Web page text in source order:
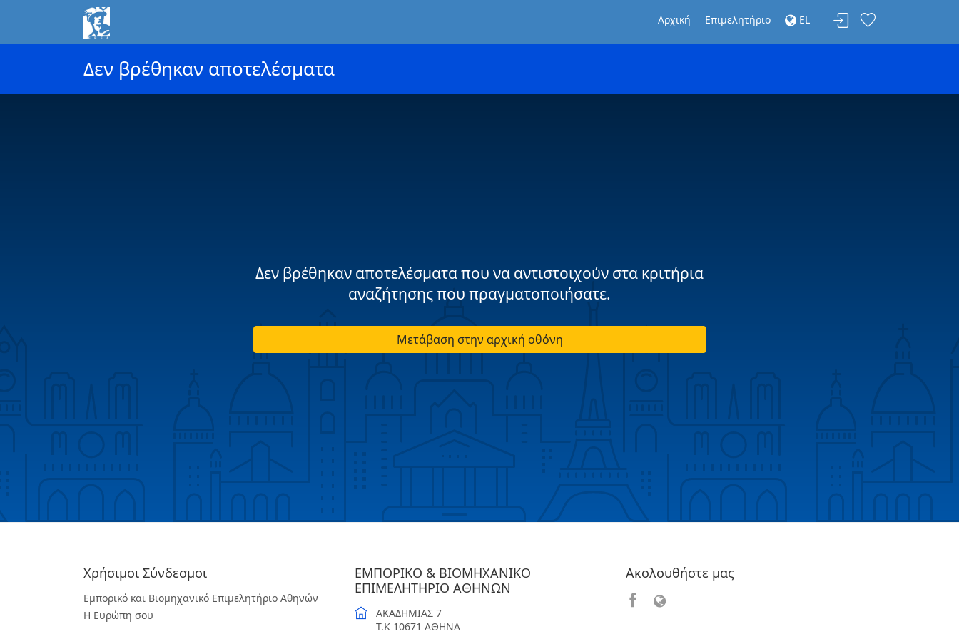
Αρχική Επιμελητήριο EL
Δεν βρέθηκαν αποτελέσματα
Δεν βρέθηκαν αποτελέσματα που να αντιστοιχούν στα κριτήρια
αναζήτησης που πραγματοποιήσατε.
Μετάβαση στην αρχική οθόνη
Χρήσιμοι Σύνδεσμοι
Εμπορικό και Βιομηχανικό Επιμελητήριο Αθηνών
Η Ευρώπη σου
ΕΜΠΟΡΙΚΟ & ΒΙΟΜΗΧΑΝΙΚΟ
ΕΠΙΜΕΛΗΤΗΡΙΟ ΑΘΗΝΩΝ
ΑΚΑΔΗΜΙΑΣ 7
T.K 10671 ΑΘΗΝΑ
Ακολουθήστε μας